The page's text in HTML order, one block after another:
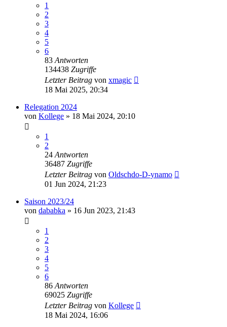
1
2
3
4
5
6
83 Antworten
134438 Zugriffe
Letzter Beitrag von xmagic
18 Mai 2025, 20:34
Relegation 2024
von Kollege » 18 Mai 2024, 20:10
1
2
24 Antworten
36487 Zugriffe
Letzter Beitrag von Oldschdo-D-ynamo
01 Jun 2024, 21:23
Saison 2023/24
von dababka » 16 Jun 2023, 21:43
1
2
3
4
5
6
86 Antworten
69025 Zugriffe
Letzter Beitrag von Kollege
18 Mai 2024, 16:06